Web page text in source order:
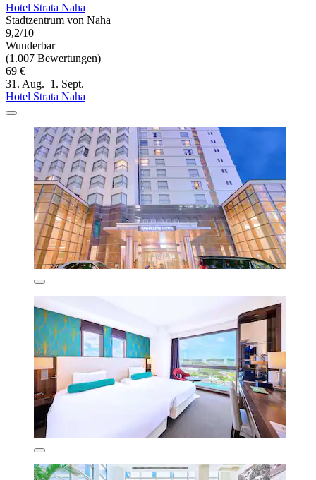
Hotel Strata Naha
Stadtzentrum von Naha
9,2/10
Wunderbar
(1.007 Bewertungen)
69 €
31. Aug.–1. Sept.
Hotel Strata Naha